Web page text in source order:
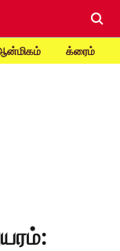
க்ரைம்